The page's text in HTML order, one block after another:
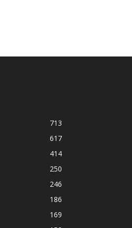
713
617
414
250
246
186
169